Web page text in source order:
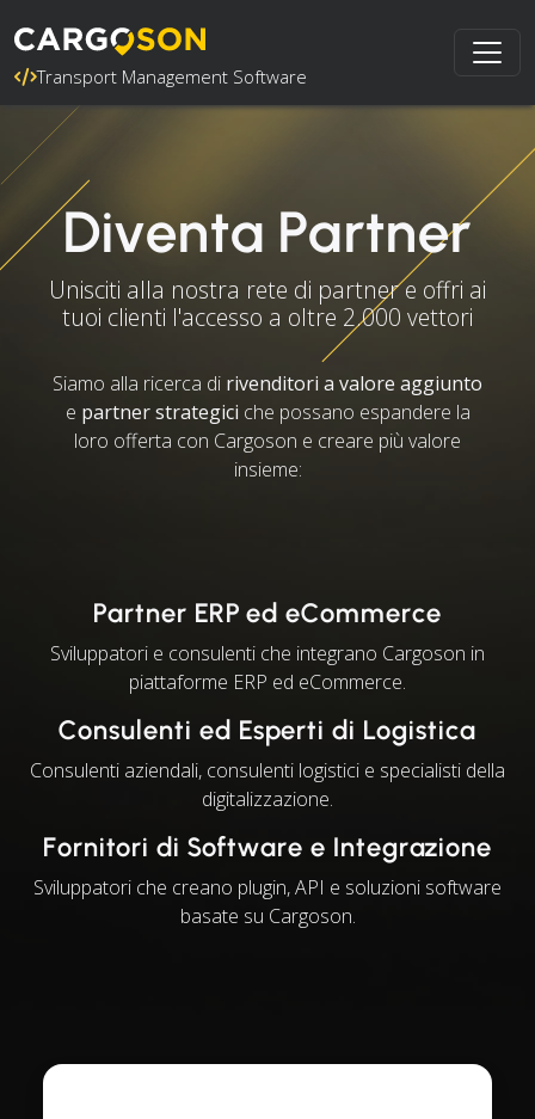
Transport Management Software
Diventa Partner
Unisciti alla nostra rete di partner e offri ai
tuoi clienti l'accesso a oltre 2.000 vettori
Siamo alla ricerca di rivenditori a valore aggiunto
e partner strategici che possano espandere la
loro offerta con Cargoson e creare più valore
insieme:
Partner ERP ed eCommerce
Sviluppatori e consulenti che integrano Cargoson in
piattaforme ERP ed eCommerce.
Consulenti ed Esperti di Logistica
Consulenti aziendali, consulenti logistici e specialisti della
digitalizzazione.
Fornitori di Software e Integrazione
Sviluppatori che creano plugin, API e soluzioni software
basate su Cargoson.